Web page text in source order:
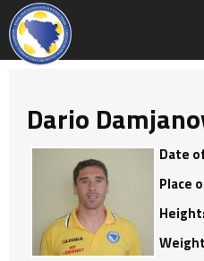
Dario
Date
Place
Height: